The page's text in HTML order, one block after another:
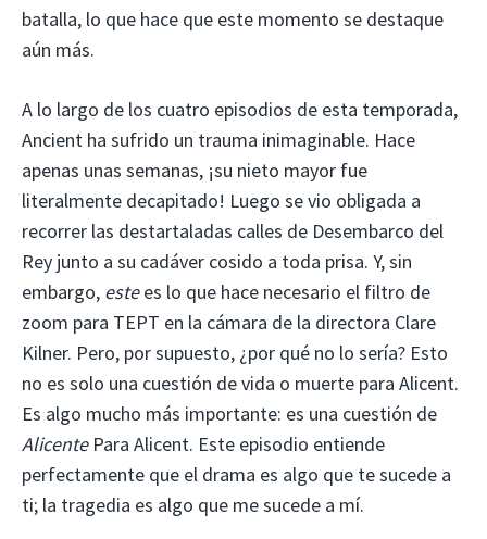
batalla, lo que hace que este momento se destaque
aún más.
A lo largo de los cuatro episodios de esta temporada,
Ancient ha sufrido un trauma inimaginable. Hace
apenas unas semanas, ¡su nieto mayor fue
literalmente decapitado! Luego se vio obligada a
recorrer las destartaladas calles de Desembarco del
Rey junto a su cadáver cosido a toda prisa. Y, sin
embargo, estees lo que hace necesario el filtro de
zoom para TEPT en la cámara de la directora Clare
Kilner. Pero, por supuesto, ¿por qué no lo sería? Esto
no es solo una cuestión de vida o muerte para Alicent.
Es algo mucho más importante: es una cuestión de
AlicentePara Alicent. Este episodio entiende
perfectamente que el drama es algo que te sucede a
ti; la tragedia es algo que me sucede a mí.